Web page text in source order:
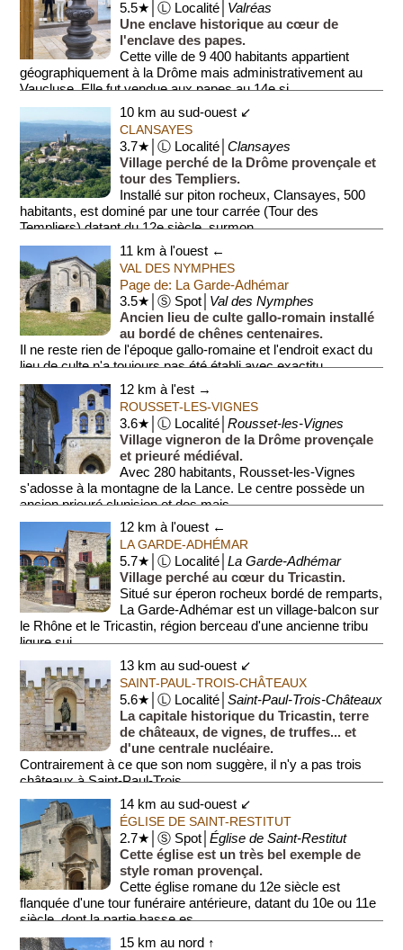
5.5★│Ⓛ Localité│ Valréas
Une enclave historique au cœur de
l'enclave des papes.
Cette ville de 9 400 habitants appartient
géographiquement à la Drôme mais administrativement au
Vaucluse. Elle fut vendue aux papes au 14e si...
10 km au sud-ouest ↙
CLANSAYES
3.7★│Ⓛ Localité│Clansayes
Village perché de la Drôme provençale et
tour des Templiers.
Installé sur piton rocheux, Clansayes, 500
habitants, est dominé par une tour carrée (Tour des
Templiers) datant du 12e siècle, surmon...
11 km à l'ouest ←
VAL DES NYMPHES
Page de: La Garde-Adhémar
3.5★│Ⓢ Spot│ Val des Nymphes
Ancien lieu de culte gallo-romain installé
au bordé de chênes centenaires.
Il ne reste rien de l'époque gallo-romaine et l'endroit exact du
lieu de culte n'a toujours pas été établi avec exactitu...
12 km à l'est →
ROUSSET-LES-VIGNES
3.6★│Ⓛ Localité│Rousset-les-Vignes
Village vigneron de la Drôme provençale
et prieuré médiéval.
Avec 280 habitants, Rousset-les-Vignes
s'adosse à la montagne de la Lance. Le centre possède un
ancien prieuré clunisien et des mais...
12 km à l'ouest ←
LA GARDE-ADHÉMAR
5.7★│Ⓛ Localité│La Garde-Adhémar
Village perché au cœur du Tricastin.
Situé sur éperon rocheux bordé de remparts,
La Garde-Adhémar est un village-balcon sur
le Rhône et le Tricastin, région berceau d'une ancienne tribu
ligure sui...
13 km au sud-ouest ↙
SAINT-PAUL-TROIS-CHÂTEAUX
5.6★│Ⓛ Localité│Saint-Paul-Trois-Châteaux
La capitale historique du Tricastin, terre
de châteaux, de vignes, de truffes... et
d'une centrale nucléaire.
Contrairement à ce que son nom suggère, il n'y a pas trois
châteaux à Saint-Paul-Trois...
14 km au sud-ouest ↙
ÉGLISE DE SAINT-RESTITUT
2.7★│Ⓢ Spot│Église de Saint-Restitut
Cette église est un très bel exemple de
style roman provençal.
Cette église romane du 12e siècle est
flanquée d'une tour funéraire antérieure, datant du 10e ou 11e
siècle, dont la partie basse es...
15 km au nord ↑